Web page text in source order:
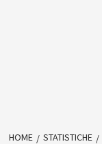
HOME STATISTICHE